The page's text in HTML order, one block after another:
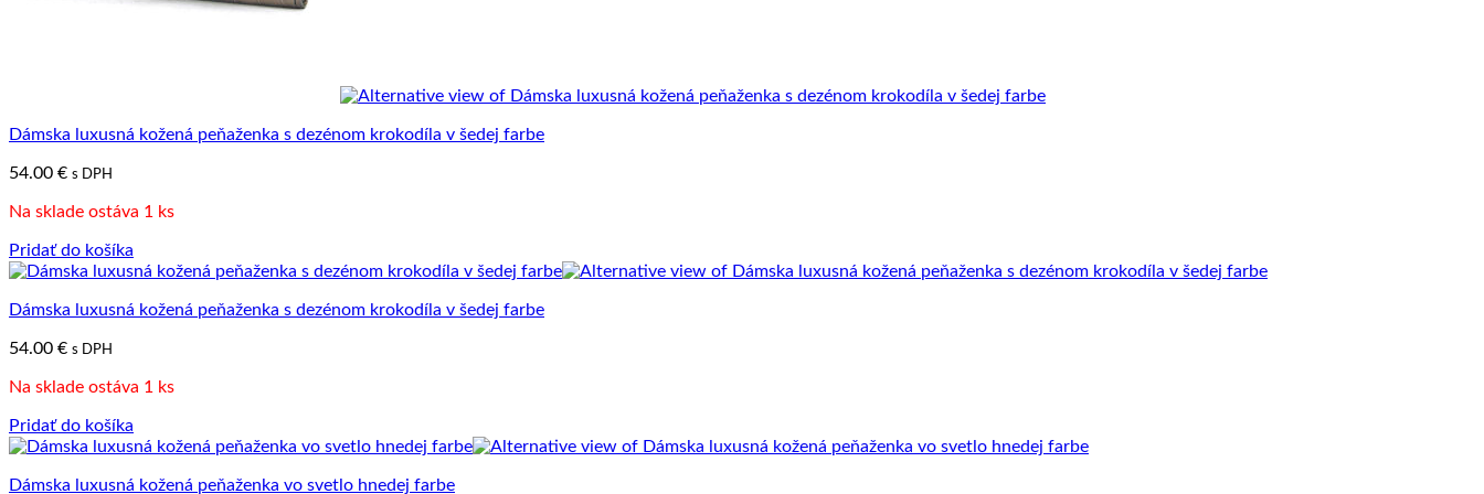
Dámska luxusná kožená peňaženka s dezénom krokodíla v šedej farbe
54.00 € s DPH
Na sklade ostáva 1 ks
Pridať do košíka
Dámska luxusná kožená peňaženka s dezénom krokodíla v šedej farbe
54.00 € s DPH
Na sklade ostáva 1 ks
Pridať do košíka
Dámska luxusná kožená peňaženka vo svetlo hnedej farbe